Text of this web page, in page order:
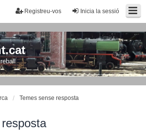
Inicia la sessió
Registreu-vos
Temes sense resposta